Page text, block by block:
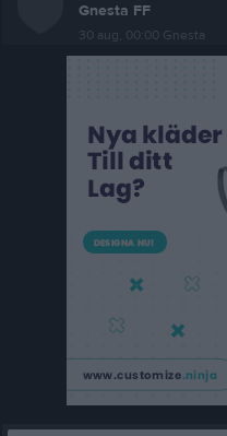
Gnesta FF
30 aug, 00:00 Gnesta